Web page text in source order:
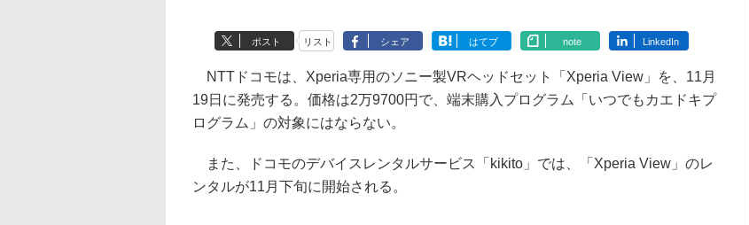
ポスト リスト シェア はてブ note LinkedIn
NTTドコモは、Xperia専用のソニー製VRヘッドセット「Xperia View」を、11月
19日に発売する。価格は2万9700円で、端末購入プログラム「いつでもカエドキプ
ログラム」の対象にはならない。
また、ドコモのデバイスレンタルサービス「kikito」では、「Xperia View」のレ
ンタルが11月下旬に開始される。